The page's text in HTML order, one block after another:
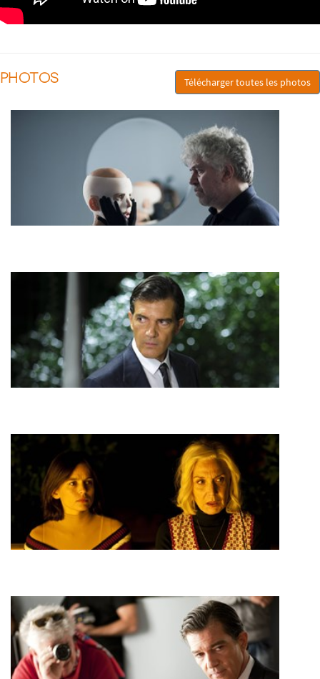
PHOTOS Télécharger toutes les photos